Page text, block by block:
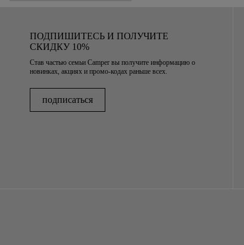
ПОДПИШИТЕСЬ И ПОЛУЧИТЕ
СКИДКУ 10%
Став частью семьи Camper вы получите информацию о
новинках, акциях и промо-кодах раньше всех.
подписаться